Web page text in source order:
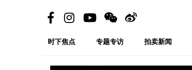
时下焦点 专题专访 拍卖新闻